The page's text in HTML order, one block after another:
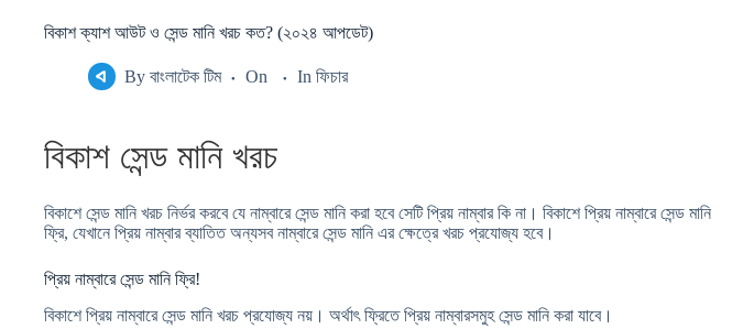
বিকাশ ক্যাশ আউট ও সেন্ড মানি খরচ কত? (২০২৪ আপডেট)
By বাংলাটেক টিম On In ফিচার
বিকাশ সেন্ড মানি খরচ
বিকাশে সেন্ড মানি খরচ নির্ভর করবে যে নাম্বারে সেন্ড মানি করা হবে সেটি প্রিয় নাম্বার কি না। বিকাশে প্রিয় নাম্বারে সেন্ড মানি
ফ্রি, যেখানে প্রিয় নাম্বার ব্যাতিত অন্যসব নাম্বারে সেন্ড মানি এর ক্ষেত্রে খরচ প্রযোজ্য হবে।
প্রিয় নাম্বারে সেন্ড মানি ফ্রি!
বিকাশে প্রিয় নাম্বারে সেন্ড মানি খরচ প্রযোজ্য নয়। অর্থাৎ ফ্রিতে প্রিয় নাম্বারসমুহ সেন্ড মানি করা যাবে।